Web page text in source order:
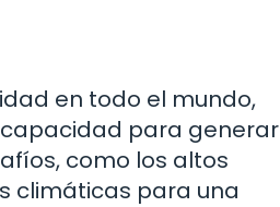
en todo el mundo,
para generar
como los altos
climáticas para una